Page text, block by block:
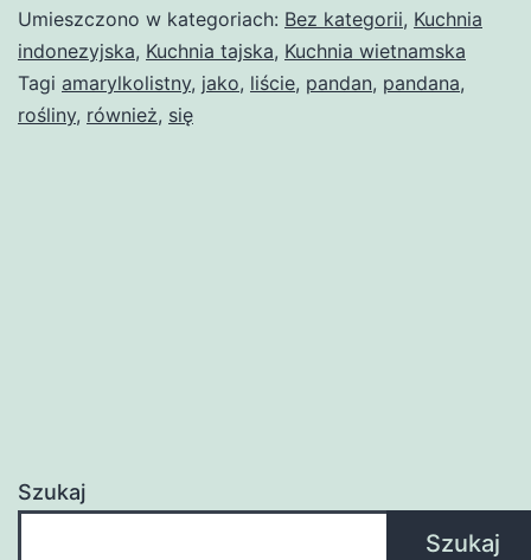
Umieszczono w kategoriach: Bez kategorii, Kuchnia
indonezyjska, Kuchnia tajska, Kuchnia wietnamska
Tagi amarylkolistny, jako, liście, pandan, pandana,
rośliny, również, się
Szukaj
Szukaj